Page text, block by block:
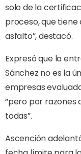
solo de la
proceso, que
asfalto”, destacó.
Expresó que la
Sánchez no es la
empresas
“pero por razones
todas”.
Ascención